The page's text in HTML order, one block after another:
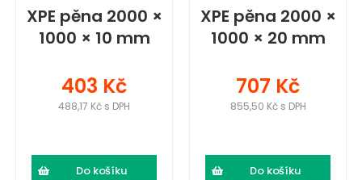
XPE pěna 2000 ×
1000 × 10 mm
403 Kč
488,17 Kč s DPH
Do košíku
XPE pěna 2000 ×
1000 × 20 mm
707 Kč
855,50 Kč s DPH
Do košíku